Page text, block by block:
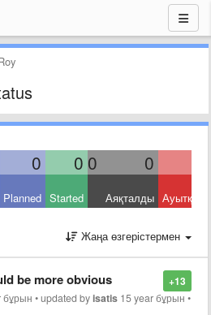
0 0 0 0
Planned Started Аяқталды
Жаңа өзгерістермен
+13
be more obvious
бұрын •updated byisatis 15 year бұрын •